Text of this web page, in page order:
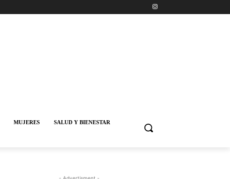
MUJERES
SALUD Y BIENESTAR